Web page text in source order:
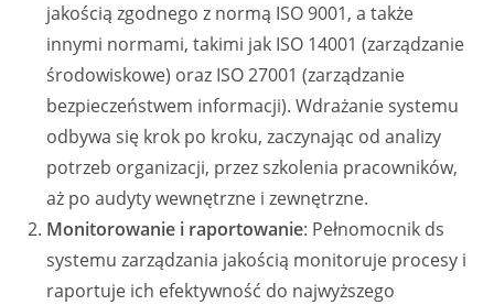
jakością zgodnego z normą ISO 9001, a także
innymi normami, takimi jak ISO 14001 (zarządzanie
środowiskowe) oraz ISO 27001 (zarządzanie
bezpieczeństwem informacji). Wdrażanie systemu
odbywa się krok po kroku, zaczynając od analizy
potrzeb organizacji, przez szkolenia pracowników,
aż po audyty wewnętrzne i zewnętrzne.
Monitorowanie i raportowanie: Pełnomocnik ds
systemu zarządzania jakością monitoruje procesy i
raportuje ich efektywność do najwyższego